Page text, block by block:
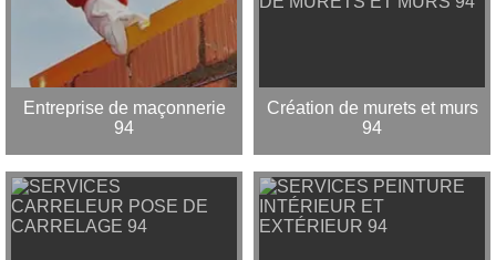
Entreprise de maçonnerie
94
Création de murets et murs
94